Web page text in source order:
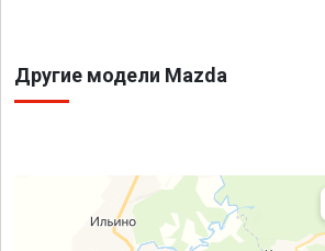
Другие модели Mazda